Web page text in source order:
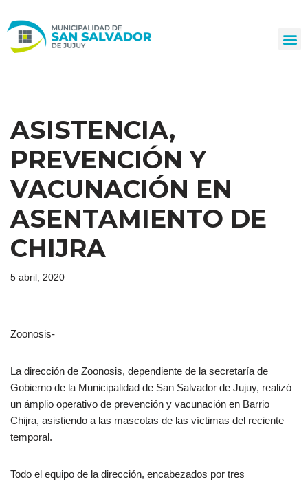
al
ASISTENCIA,
PREVENCIÓN Y
VACUNACIÓN EN
ASENTAMIENTO DE
CHIJRA
5 abril, 2020
Zoonosis-
La dirección de Zoonosis, dependiente de la secretaría de
Gobierno de la Municipalidad de San Salvador de Jujuy, realizó
un ámplio operativo de prevención y vacunación en Barrio
Chijra, asistiendo a las mascotas de las víctimas del reciente
temporal.
Todo el equipo de la dirección, encabezados por tres